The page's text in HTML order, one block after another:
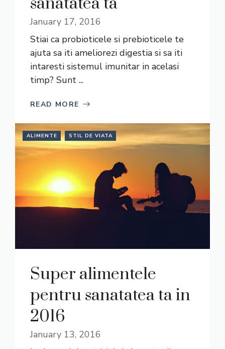
January 17, 2016
Stiai ca probioticele si prebioticele te
ajuta sa iti ameliorezi digestia si sa iti
intaresti sistemul imunitar in acelasi
timp? Sunt ...
READ MORE
ALIMENTE STIL DE VIATA
Super alimentele
pentru sanatatea ta in
2016
January 13, 2016